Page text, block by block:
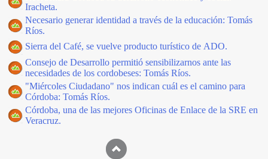
Iracheta.
Necesario generar identidad a través de la educación: Tomás
Ríos.
Sierra del Café, se vuelve producto turístico de ADO.
Consejo de Desarrollo permitió sensibilizarnos ante las
necesidades de los cordobeses: Tomás Ríos.
"Miércoles Ciudadano" nos indican cuál es el camino para
Córdoba: Tomás Ríos.
Córdoba, una de las mejores Oficinas de Enlace de la SRE en
Veracruz.